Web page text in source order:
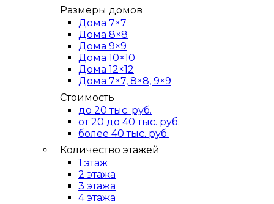
Размеры домов
Дома 7×7
Дома 8×8
Дома 9×9
Дома 10×10
Дома 12×12
Дома 7×7, 8×8, 9×9
Стоимость
до 20 тыс. руб.
от 20 до 40 тыс. руб.
более 40 тыс. руб.
Количество этажей
1 этаж
2 этажа
3 этажа
4 этажа